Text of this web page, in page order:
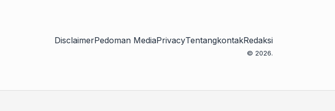
DisclaimerPedoman MediaPrivacyTentangkontakRedaksi
© 2026.